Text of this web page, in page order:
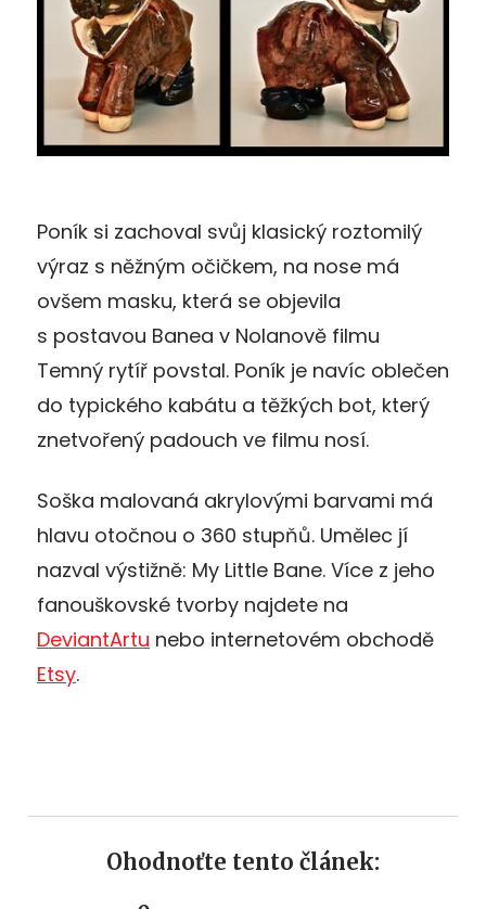
Poník si zachoval svůj klasický roztomilý
výraz s něžným očičkem, na nose má
ovšem masku, která se objevila
s postavou Banea v Nolanově filmu
Temný rytíř povstal. Poník je navíc oblečen
do typického kabátu a těžkých bot, který
znetvořený padouch ve filmu nosí.
Soška malovaná akrylovými barvami má
hlavu otočnou o 360 stupňů. Umělec jí
nazval výstižně: My Little Bane. Více z jeho
fanouškovské tvorby najdete na
DeviantArtu nebo internetovém obchodě
Etsy.
Ohodnoťte tento článek: